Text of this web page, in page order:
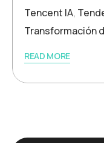
Tencent IA,
Transformación
READ MORE